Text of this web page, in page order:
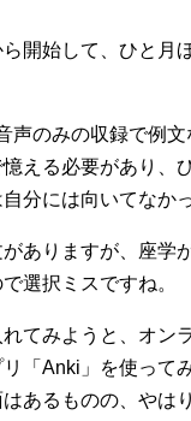
開始して、ひと月
声のみの収録で例
える必要があり、
分には向いてなか
ありますが、座学
選択ミスですね。
てみようと、オン
「Anki」を使って
あるものの、やは